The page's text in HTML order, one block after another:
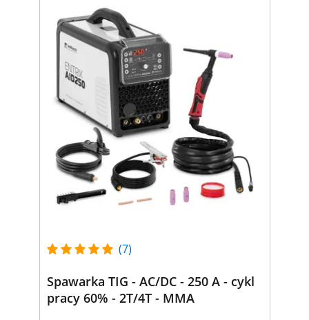
(7)
Spawarka TIG - AC/DC - 250 A - cykl
pracy 60% - 2T/4T - MMA